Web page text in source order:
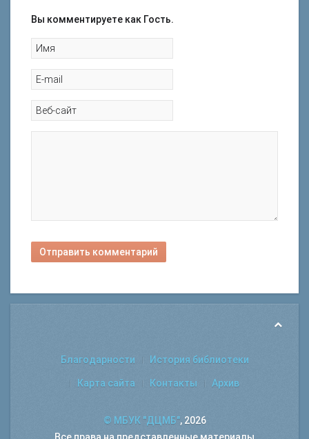
Вы комментируете как Гость.
Отправить комментарий
Благодарности История библиотеки
Карта сайта Контакты Архив
© МБУК "ДЦМБ", 2026